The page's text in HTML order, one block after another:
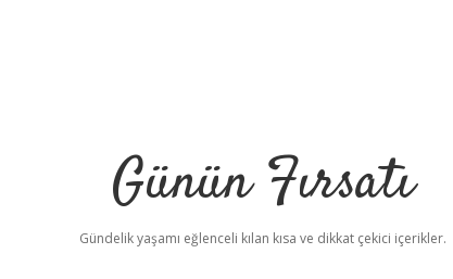
Günün Fırsatı
Gündelik yaşamı eğlenceli kılan kısa ve dikkat çekici içerikler.